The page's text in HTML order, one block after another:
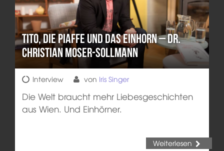
Tito, die Piaffe und das Einhorn – Dr.
Christian Moser-Sollmann
Interview von Iris Singer
Die Welt braucht mehr Liebesgeschichten
aus Wien. Und Einhörner.
Weiterlesen